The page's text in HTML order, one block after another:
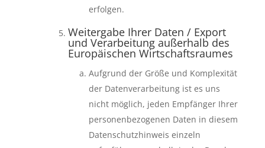
erfolgen.
Weitergabe Ihrer Daten / Export
und Verarbeitung außerhalb des
Europäischen Wirtschaftsraumes
Aufgrund der Größe und Komplexität
der Datenverarbeitung ist es uns
nicht möglich, jeden Empfänger Ihrer
personenbezogenen Daten in diesem
Datenschutzhinweis einzeln